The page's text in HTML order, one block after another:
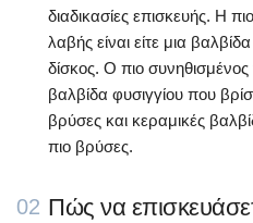
διαδικασίες επισκευής. Η
λαβής είναι είτε μια
δίσκος. Ο πιο
βαλβίδα φυσιγγίου που
βρύσες και κεραμικές
πιο βρύσες.
02 Πώς να